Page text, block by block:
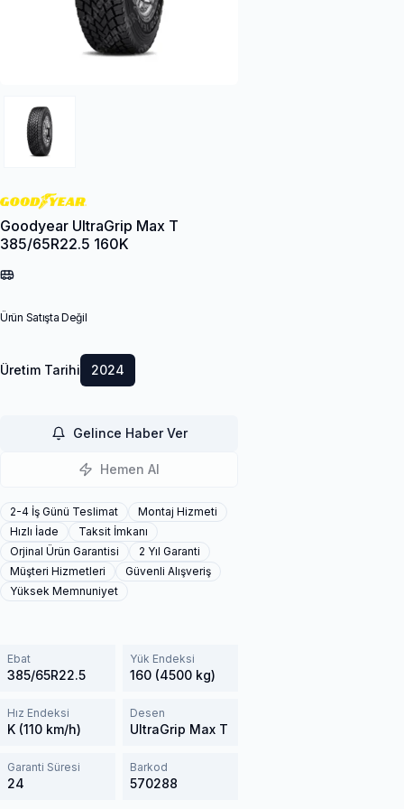
Goodyear UltraGrip Max T
385/65R22.5 160K
Ürün Satışta Değil
Üretim Tarihi 2024
Gelince Haber Ver
Hemen Al
2-4 İş Günü Teslimat
Montaj Hizmeti
Hızlı İade
Taksit İmkanı
Orjinal Ürün Garantisi
2 Yıl Garanti
Müşteri Hizmetleri
Güvenli Alışveriş
Yüksek Memnuniyet
Ebat
385/65R22.5
Yük Endeksi
160 (4500 kg)
Hız Endeksi
K (110 km/h)
Desen
UltraGrip Max T
Garanti Süresi
24
Barkod
570288